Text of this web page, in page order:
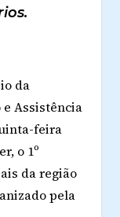
da
Assistência
feira
o 1º
da região
pela